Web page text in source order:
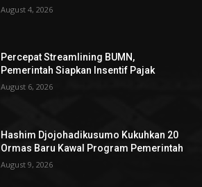
August 4, 2026
Percepat Streamlining BUMN,
Pemerintah Siapkan Insentif Pajak
August 6, 2026
Hashim Djojohadikusumo Kukuhkan 20
Ormas Baru Kawal Program Pemerintah
August 9, 2026